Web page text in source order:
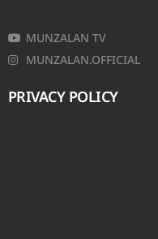
MUNZALAN TV
MUNZALAN.OFFICIAL
PRIVACY POLICY